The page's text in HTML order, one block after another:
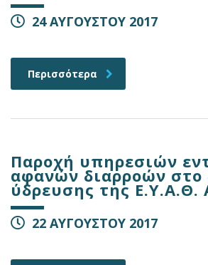
24 ΑΥΓΟΥΣΤΟΥ 2017
Περισσότερα
Παροχή υπηρεσιών
αφανών διαρροών στο
ύδρευσης της Ε.Υ.Α.Θ.
22 ΑΥΓΟΥΣΤΟΥ 2017